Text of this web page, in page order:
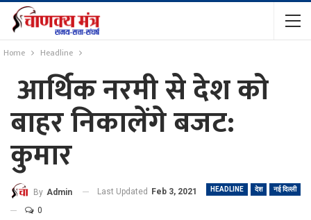
Home Headline
आर्थिक नरमी से देश को
बाहर निकालेंगे बजट:
कुमार
HEADLINE देश नई दिल्ली
By Admin Last Updated
Feb 3, 2021
0